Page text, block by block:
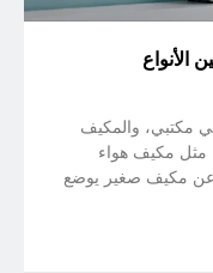
الأنواع
مكتبي، والمكيف
مثل مكيف هواء
عن مكيف صغير يوضع